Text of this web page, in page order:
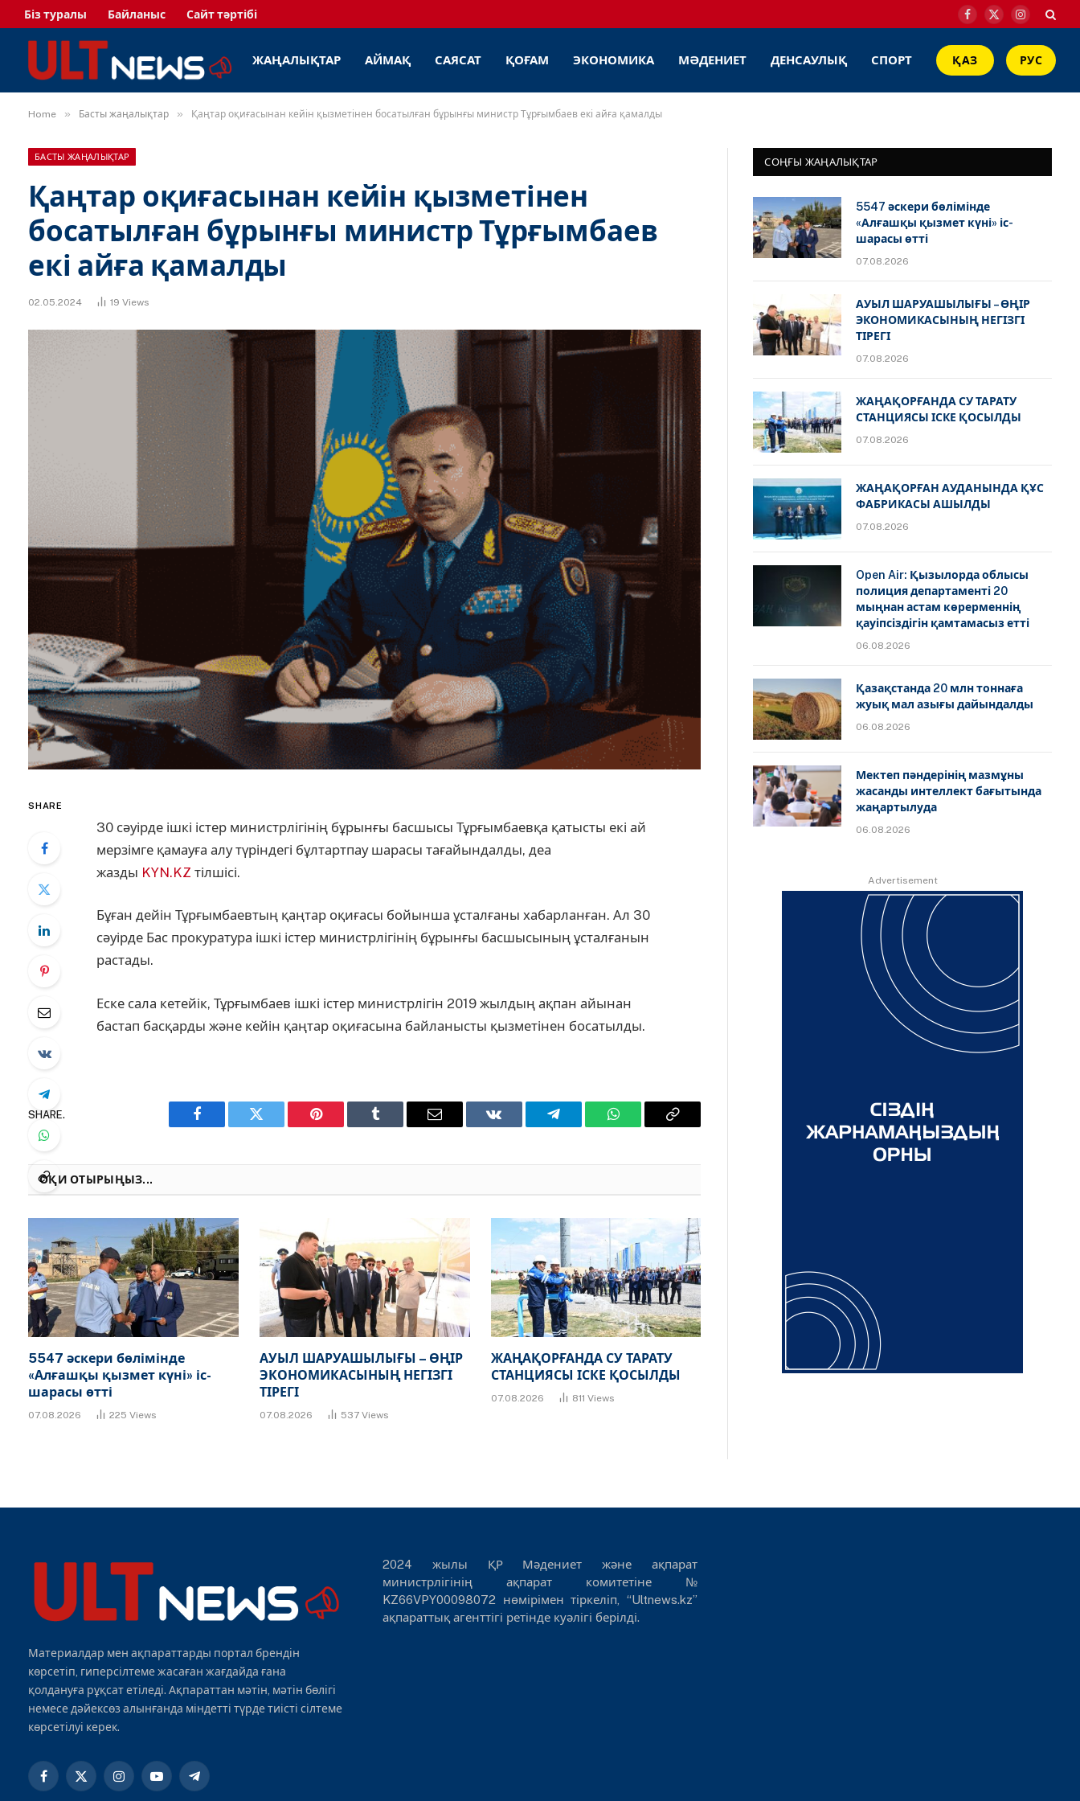
Біз туралы Байланыс Сайт тәртібі
Facebook
X
Instagram
ЖАҢАЛЫҚТАР АЙМАҚ САЯСАТ ҚОҒАМ ЭКОНОМИКА МӘДЕНИЕТ ДЕНСАУЛЫҚ СПОРТ ҚАЗ РУС
Home » Басты жаңалықтар » Қаңтар оқиғасынан кейін қызметінен босатылған бұрынғы министр Тұрғымбаев екі айға қамалды
БАСТЫ ЖАҢАЛЫҚТАР
Қаңтар оқиғасынан кейін қызметінен
босатылған бұрынғы министр Тұрғымбаев
екі айға қамалды
02.05.2024 19 Views
SHARE
30 сәуірде ішкі істер министрлігінің бұрынғы басшысы Тұрғымбаевқа қатысты екі ай
мерзімге қамауға алу түріндегі бұлтартпау шарасы тағайындалды, деа
жазды KYN.KZ тілшісі.
Бұған дейін Тұрғымбаевтың қаңтар оқиғасы бойынша ұсталғаны хабарланған. Ал 30
сәуірде Бас прокуратура ішкі істер министрлігінің бұрынғы басшысының ұсталғанын
растады.
Еске сала кетейік, Тұрғымбаев ішкі істер министрлігін 2019 жылдың ақпан айынан
бастап басқарды және кейін қаңтар оқиғасына байланысты қызметінен босатылды.
SHARE.
Facebook Twitter Pinterest Tumblr Email VKontakteTelegram WhatsAppCopy
ОҚИ ОТЫРЫҢЫЗ...
5547 әскери бөлімінде
«Алғашқы қызмет күні» іс-
шарасы өтті
07.08.2026 225 Views
АУЫЛ ШАРУАШЫЛЫҒЫ – ӨҢІР
ЭКОНОМИКАСЫНЫҢ НЕГІЗГІ
ТІРЕГІ
07.08.2026 537 Views
ЖАҢАҚОРҒАНДА СУ ТАРАТУ
СТАНЦИЯСЫ ІСКЕ ҚОСЫЛДЫ
07.08.2026 811 Views
СОҢҒЫ ЖАҢАЛЫҚТАР
5547 әскери бөлімінде
«Алғашқы қызмет күні» іс-
шарасы өтті
07.08.2026
АУЫЛ ШАРУАШЫЛЫҒЫ – ӨҢІР
ЭКОНОМИКАСЫНЫҢ НЕГІЗГІ
ТІРЕГІ
07.08.2026
ЖАҢАҚОРҒАНДА СУ ТАРАТУ
СТАНЦИЯСЫ ІСКЕ ҚОСЫЛДЫ
07.08.2026
ЖАҢАҚОРҒАН АУДАНЫНДА ҚҰС
ФАБРИКАСЫ АШЫЛДЫ
07.08.2026
Open Air: Қызылорда облысы
полиция департаменті 20
мыңнан астам көрерменнің
қауіпсіздігін қамтамасыз етті
06.08.2026
Қазақстанда 20 млн тоннаға
жуық мал азығы дайындалды
06.08.2026
Мектеп пәндерінің мазмұны
жасанды интеллект бағытында
жаңартылуда
06.08.2026
Advertisement
Материалдар мен ақпараттарды портал брендін
көрсетіп, гиперсілтеме жасаған жағдайда ғана
қолдануға рұқсат етіледі. Ақпараттан мәтін, мәтін бөлігі
немесе дәйексөз алынғанда міндетті түрде тиісті сілтеме
көрсетілуі керек.
Facebook
X
InstagramYouTubeTelegram
2024 жылы ҚР Мәдениет және ақпарат
министрлігінің ақпарат комитетіне №
KZ66VPY00098072 нөмірімен тіркеліп, “Ultnews.kz”
ақпараттық агенттігі ретінде куәлігі берілді.